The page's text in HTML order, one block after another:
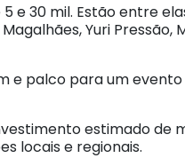
e 30 mil. Estão entre
Yuri Pressão,
e palco para um evento
estimado de
locais e regionais.